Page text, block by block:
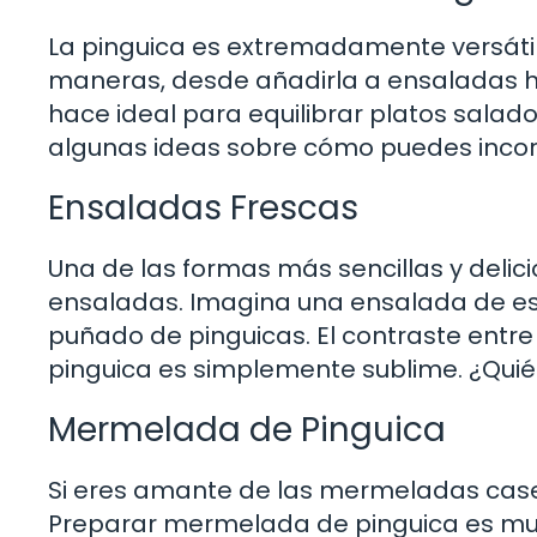
La pinguica es extremadamente
maneras, desde añadirla a ensaladas
hace ideal para equilibrar platos
algunas ideas sobre cómo puedes
Ensaladas Frescas
Una de las formas más sencillas y
ensaladas. Imagina una ensalada de
puñado de pinguicas. El contraste
pinguica es simplemente sublime.
Mermelada de Pinguica
Si eres amante de las mermeladas
Preparar mermelada de pinguica es